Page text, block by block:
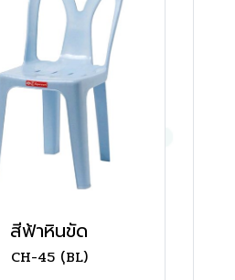
สีฟ้าหินขัด
CH-45 (ฺBL)